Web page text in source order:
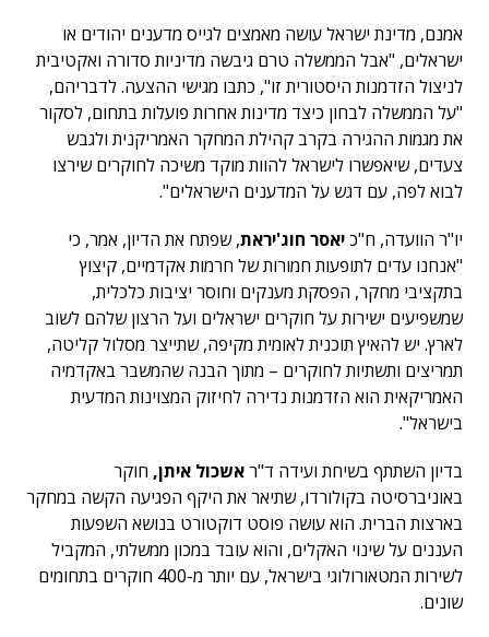
אמנם, מדינת ישראל עושה מאמצים לגייס מדענים יהודים או
ישראלים, "אבל הממשלה טרם גיבשה מדיניות סדורה ואקטיבית
לניצול הזדמנות היסטורית זו", כתבו מגישי ההצעה. לדבריהם,
"על הממשלה לבחון כיצד מדינות אחרות פועלות בתחום, לסקור
את מגמות ההגירה בקרב קהילת המחקר האמריקנית ולגבש
צעדים, שיאפשרו לישראל להוות מוקד משיכה לחוקרים שירצו
לבוא לפה, עם דגש על המדענים הישראלים".
יו"ר הוועדה, ח"כיאסר חוג'יראת, שפתח את הדיון, אמר, כי
"אנחנו עדים לתופעות חמורות של חרמות אקדמיים, קיצוץ
בתקציבי מחקר, הפסקת מענקים וחוסר יציבות כלכלית,
שמשפיעים ישירות על חוקרים ישראלים ועל הרצון שלהם לשוב
לארץ. יש להאיץ תוכנית לאומית מקיפה, שתייצר מסלול קליטה,
תמריצים ותשתיות לחוקרים – מתוך הבנה שהמשבר באקדמיה
האמריקאית הוא הזדמנות נדירה לחיזוק המצוינות המדעית
בישראל".
בדיון השתתף בשיחת ועידה ד"ראשכול איתן, חוקר
באוניברסיטה בקולורדו, שתיאר את היקף הפגיעה הקשה במחקר
בארצות הברית. הוא עושה פוסט דוקטורט בנושא השפעות
העננים על שינוי האקלים, והוא עובד במכון ממשלתי, המקביל
לשירות המטאורולוגי בישראל, עם יותר מ-400 חוקרים בתחומים
שונים.